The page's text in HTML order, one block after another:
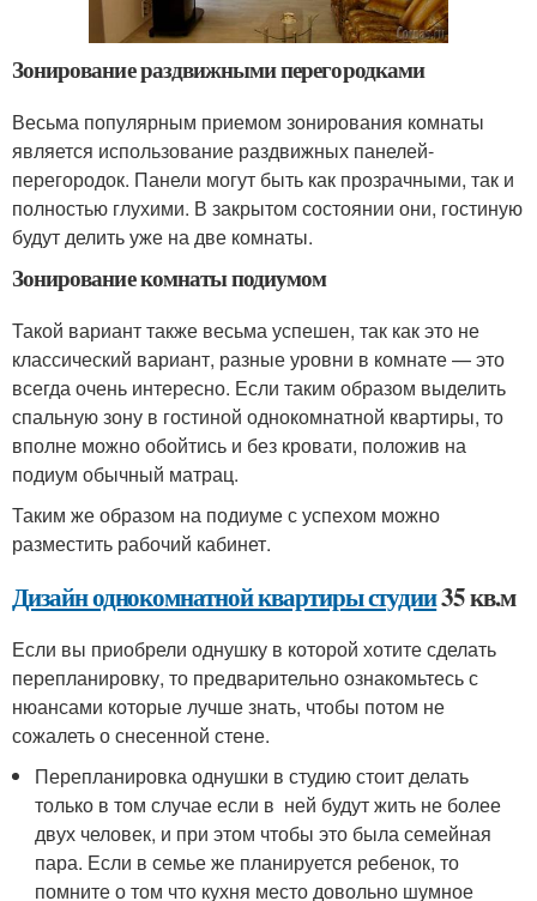
Зонирование раздвижными перегородками
Весьма популярным приемом зонирования комнаты
является использование раздвижных панелей-
перегородок. Панели могут быть как прозрачными, так и
полностью глухими. В закрытом состоянии они, гостиную
будут делить уже на две комнаты.
Зонирование комнаты подиумом
Такой вариант также весьма успешен, так как это не
классический вариант, разные уровни в комнате — это
всегда очень интересно. Если таким образом выделить
спальную зону в гостиной однокомнатной квартиры, то
вполне можно обойтись и без кровати, положив на
подиум обычный матрац.
Таким же образом на подиуме с успехом можно
разместить рабочий кабинет.
Дизайн однокомнатной квартиры студии35 кв.м
Если вы приобрели однушку в которой хотите сделать
перепланировку, то предварительно ознакомьтесь с
нюансами которые лучше знать, чтобы потом не
сожалеть о снесенной стене.
Перепланировка однушки в студию стоит делать
только в том случае если в ней будут жить не более
двух человек, и при этом чтобы это была семейная
пара. Если в семье же планируется ребенок, то
помните о том что кухня место довольно шумное